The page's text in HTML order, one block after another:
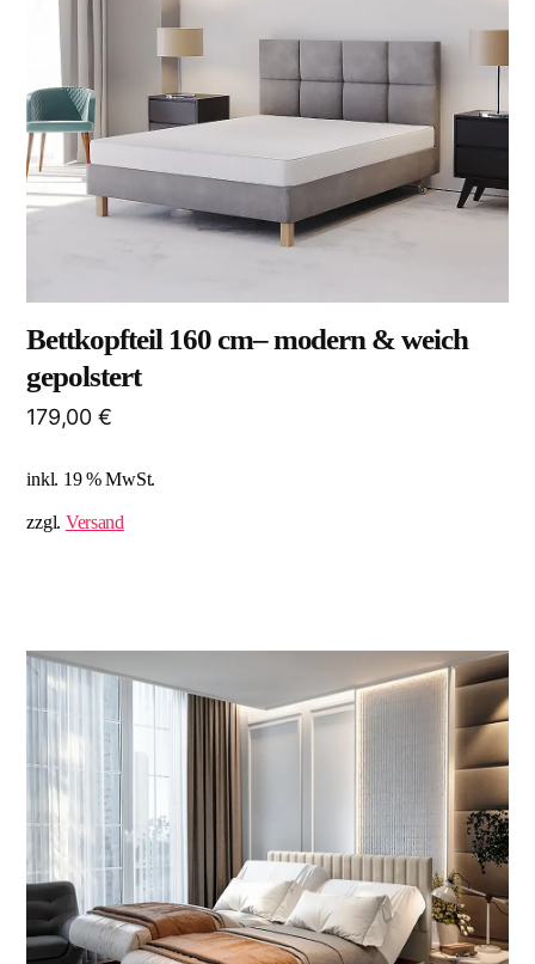
Bettkopfteil 160 cm– modern & weich
gepolstert
179,00 €
inkl. 19 % MwSt.
zzgl. Versand